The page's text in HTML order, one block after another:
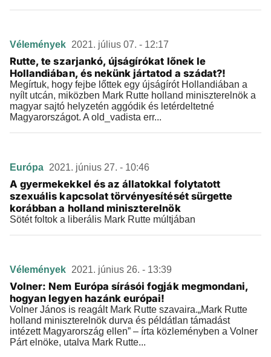
Vélemények 2021. július 07. - 12:17
Rutte, te szarjankó, újságírókat lőnek le
Hollandiában, és nekünk jártatod a szádat?!
Megírtuk, hogy fejbe lőttek egy újságírót Hollandiában a
nyílt utcán, miközben Mark Rutte holland miniszterelnök a
magyar sajtó helyzetén aggódik és letérdeltetné
Magyarországot. A old_vadista err...
Európa 2021. június 27. - 10:46
A gyermekekkel és az állatokkal folytatott
szexuális kapcsolat törvényesítését sürgette
korábban a holland miniszterelnök
Sötét foltok a liberális Mark Rutte múltjában
Vélemények 2021. június 26. - 13:39
Volner: Nem Európa sírásói fogják megmondani,
hogyan legyen hazánk európai!
Volner János is reagált Mark Rutte szavaira.„Mark Rutte
holland miniszterelnök durva és példátlan támadást
intézett Magyarország ellen” – írta közleményben a Volner
Párt elnöke, utalva Mark Rutte...